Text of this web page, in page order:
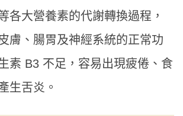
各大營養素的代謝轉換過程，
膚、腸胃及神經系統的正常功
素 B3 不足，容易出現疲倦、食
生舌炎。